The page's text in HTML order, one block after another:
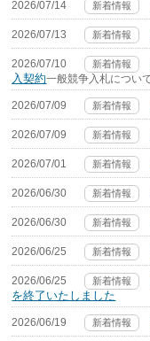
2026/07/14 新着情報
2026/07/13 新着情報
2026/07/10 新着情報
入契約一般競争入札につい
2026/07/09 新着情報
2026/07/09 新着情報
2026/07/01 新着情報
2026/06/30 新着情報
2026/06/30 新着情報
2026/06/25 新着情報
2026/06/25 新着情報
を終了いたしました
2026/06/19 新着情報